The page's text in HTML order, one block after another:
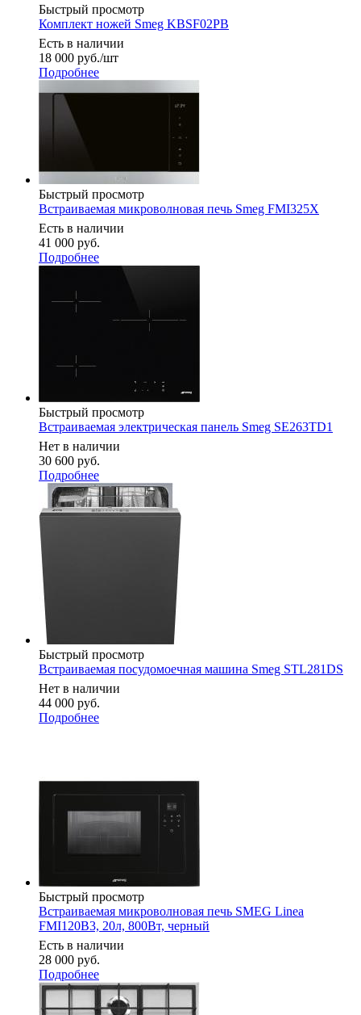
Быстрый просмотр
Комплект ножей Smeg KBSF02PB
Есть в наличии
18 000 руб./шт
Подробнее
Быстрый просмотр
Встраиваемая микроволновая печь Smeg FMI325X
Есть в наличии
41 000 руб.
Подробнее
Быстрый просмотр
Встраиваемая электрическая панель Smeg SE263TD1
Нет в наличии
30 600 руб.
Подробнее
Быстрый просмотр
Встраиваемая посудомоечная машина Smeg STL281DS
Нет в наличии
44 000 руб.
Подробнее
Быстрый просмотр
Встраиваемая микроволновая печь SMEG Linea
FMI120B3, 20л, 800Вт, черный
Есть в наличии
28 000 руб.
Подробнее